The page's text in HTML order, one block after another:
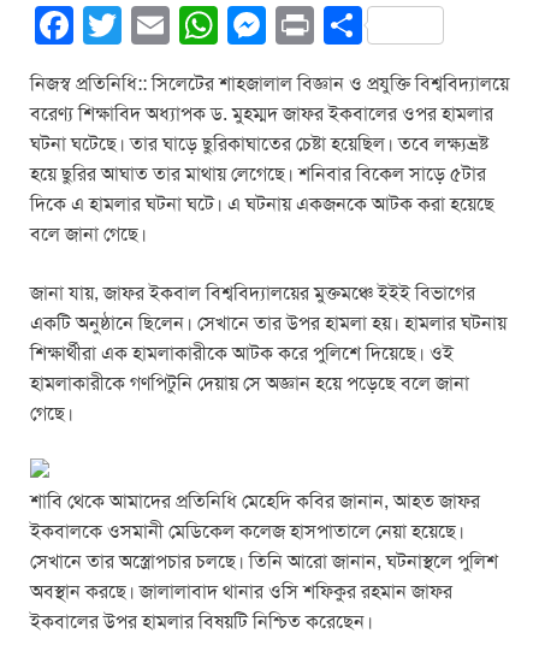
F
a
c
e
b
o
o
k
T
wi
tt
er
E
m
ail
W
h
at
s
A
p
M
e
ss
e
n
g
Pr
in
t
S
h
ar
e
নিজস্ব প্রতিনিধি:: সিলেটের শাহজালাল বিজ্ঞান ও প্রযুক্তি বিশ্ববিদ্যালয়ে
বরেণ্য শিক্ষাবিদ অধ্যাপক ড. মুহম্মদ জাফর ইকবালের ওপর হামলার
ঘটনা ঘটেছে। তার ঘাড়ে ছুরিকাঘাতের চেষ্টা হয়েছিল। তবে লক্ষ্যভ্রষ্ট
হয়ে ছুরির আঘাত তার মাথায় লেগেছে। শনিবার বিকেল সাড়ে ৫টার
দিকে এ হামলার ঘটনা ঘটে। এ ঘটনায় একজনকে আটক করা হয়েছে
বলে জানা গেছে।
জানা যায়, জাফর ইকবাল বিশ্ববিদ্যালয়ের মুক্তমঞ্চে ইইই বিভাগের
একটি অনুষ্ঠানে ছিলেন। সেখানে তার উপর হামলা হয়। হামলার ঘটনায়
শিক্ষার্থীরা এক হামলাকারীকে আটক করে পুলিশে দিয়েছে। ওই
হামলাকারীকে গণপিটুনি দেয়ায় সে অজ্ঞান হয়ে পড়েছে বলে জানা
গেছে।
শাবি থেকে আমাদের প্রতিনিধি মেহেদি কবির জানান, আহত জাফর
ইকবালকে ওসমানী মেডিকেল কলেজ হাসপাতালে নেয়া হয়েছে।
সেখানে তার অস্ত্রোপচার চলছে। তিনি আরো জানান, ঘটনাস্থলে পুলিশ
অবস্থান করছে। জালালাবাদ থানার ওসি শফিকুর রহমান জাফর
ইকবালের উপর হামলার বিষয়টি নিশ্চিত করেছেন।